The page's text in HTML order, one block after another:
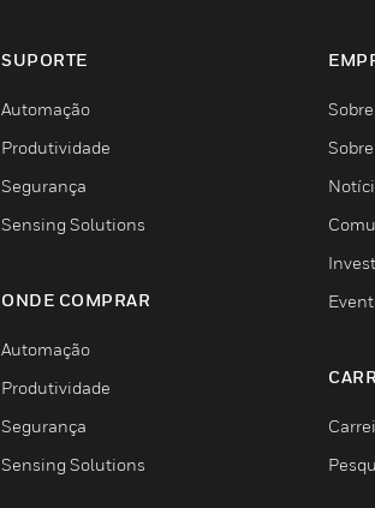
SUPORTE
Automação
Produtividade
Segurança
Sensing Solutions
ONDE COMPRAR
Automação
Produtividade
Segurança
Sensing Solutions
Sobre